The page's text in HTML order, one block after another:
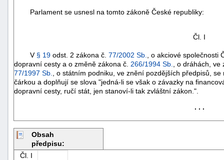
Parlament se usnesl na tomto zákoně České republiky:
Čl. I
V § 19 odst. 2 zákona č. 77/2002 Sb.
, o akciové
dopravní cesty a o změně zákona č. 266/1994 Sb.
, o dráhách,
77/1997 Sb.
, o státním podniku, ve znění pozdějších předpisů,
čárkou a doplňují se slova "jedná-li se však o závazky na
dopravní cesty, ručí stát, jen stanoví-li tak zvláštní zákon.".
. . .
Obsah
předpisu:
Čl. I
náhrady